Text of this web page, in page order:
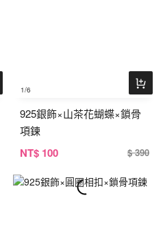
1/6
925銀飾×山茶花蝴蝶×鎖骨
項鍊
NT$ 100 $ 390